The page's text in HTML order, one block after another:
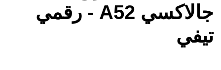
جالاكسي A52 - رقمي
تيفي